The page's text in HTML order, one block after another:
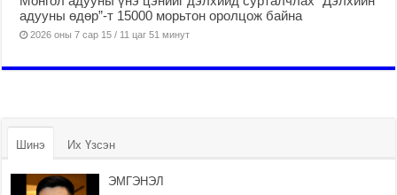
адууны өдөр”-т 15000 морьтон оролцож байна
2026 оны 7 сар 15 / 11 цаг 51 минут
Шинэ Их Үзсэн
ЭМГЭНЭЛ